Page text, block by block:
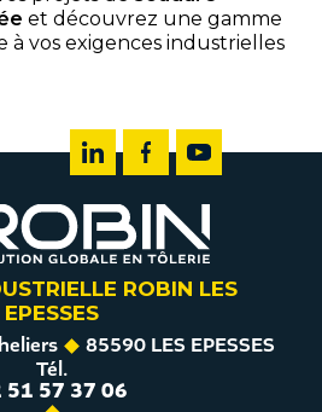
et découvrez une gamme
à vos exigences industrielles
ROBIN LES
EPESSES
85590 LES EPESSES
Tél.
51 57 37 06